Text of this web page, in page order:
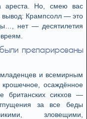
ареста. Но, смею вас
вывод: Крампсолл — это
нет — десятилетия
препарированы
и всемирным
осаждённое
британских сикхов —
за все беды
зловещими,